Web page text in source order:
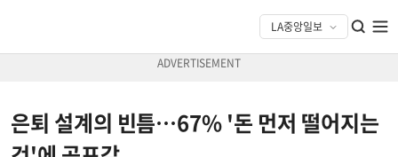
은퇴 설계의 빈틈…67% '돈 먼저 떨어지는